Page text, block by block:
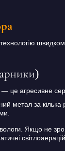
— це агресивне
метал за
вологи. Якщо не